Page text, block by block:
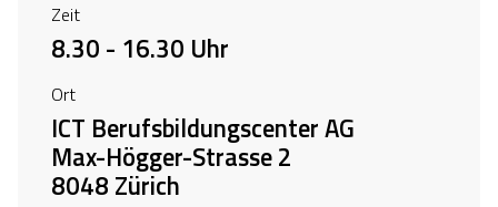
Zeit
8.30 - 16.30 Uhr
Ort
ICT Berufsbildungscenter AG
Max-Högger-Strasse 2
8048 Zürich